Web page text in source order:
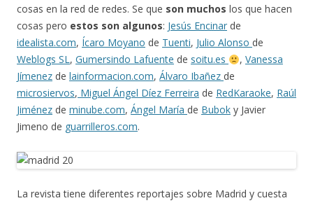
cosas en la red de redes. Se que son muchos los que hacen
cosas pero estos son algunos: Jesús Encinar de
idealista.com, Ícaro Moyano de Tuenti, Julio Alonso de
Weblogs SL, Gumersindo Lafuente de soitu.es , Vanessa
Jímenez de lainformacion.com, Álvaro Ibañez de
microsiervos, Miguel Ángel Díez Ferreira de RedKaraoke, Raúl
Jiménez de minube.com, Ángel María de Bubok y Javier
Jimeno de guarrilleros.com.
La revista tiene diferentes reportajes sobre Madrid y cuesta